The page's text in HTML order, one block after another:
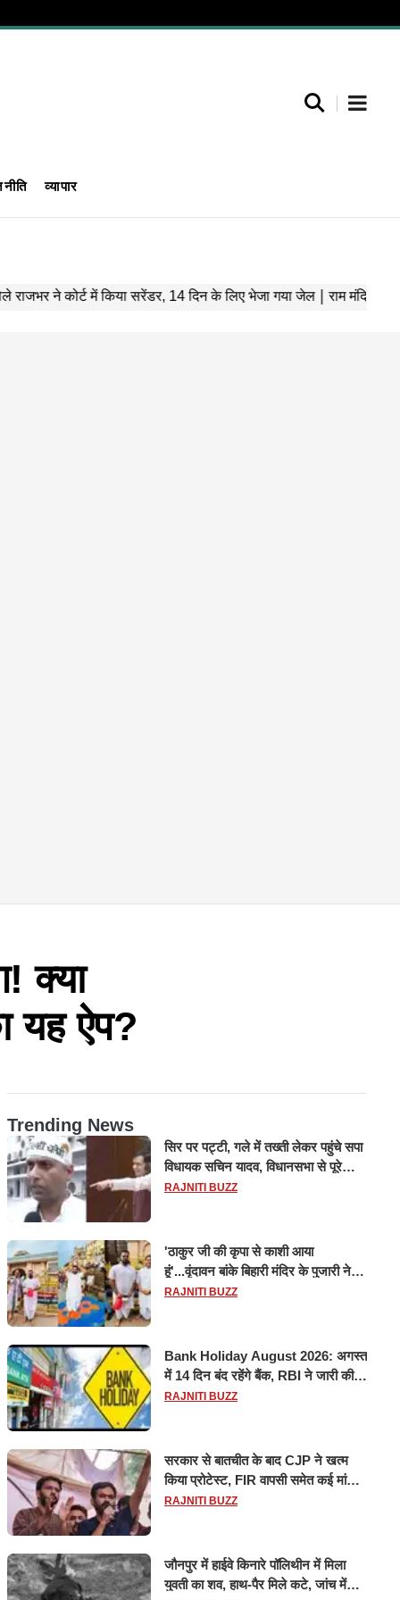
व्यापार
क्या
यह ऐप?
Trending News
सिर पर पट्टी, गले में तख्ती लेकर पहुंचे सपा
विधायक सचिन यादव, विधानसभा से पूरे
मानसून सत्र के लिए किया गया निलंबित
RAJNITI BUZZ
'ठाकुर जी की कृपा से काशी आया
हूं'...वृंदावन बांके बिहारी मंदिर के पुजारी ने
किया श्री काशी विश्वनाथ का जलाभिषेक
RAJNITI BUZZ
Bank Holiday August 2026: अगस्त
में 14 दिन बंद रहेंगे बैंक, RBI ने जारी की
छुट्टियों की लिस्ट​​​​​​​
RAJNITI BUZZ
सरकार से बातचीत के बाद CJP ने खत्म
किया प्रोटेस्ट, FIR वापसी समेत कई मांगों
पर बनी सहमति
RAJNITI BUZZ
जौनपुर में हाईवे किनारे पॉलिथीन में मिला
युवती का शव, हाथ-पैर मिले कटे, जांच में